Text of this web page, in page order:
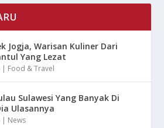
Jogja, Warisan Kuliner Dari
Yang Lezat
| Food & Travel
Sulawesi Yang Banyak Di
Ulasannya
| News